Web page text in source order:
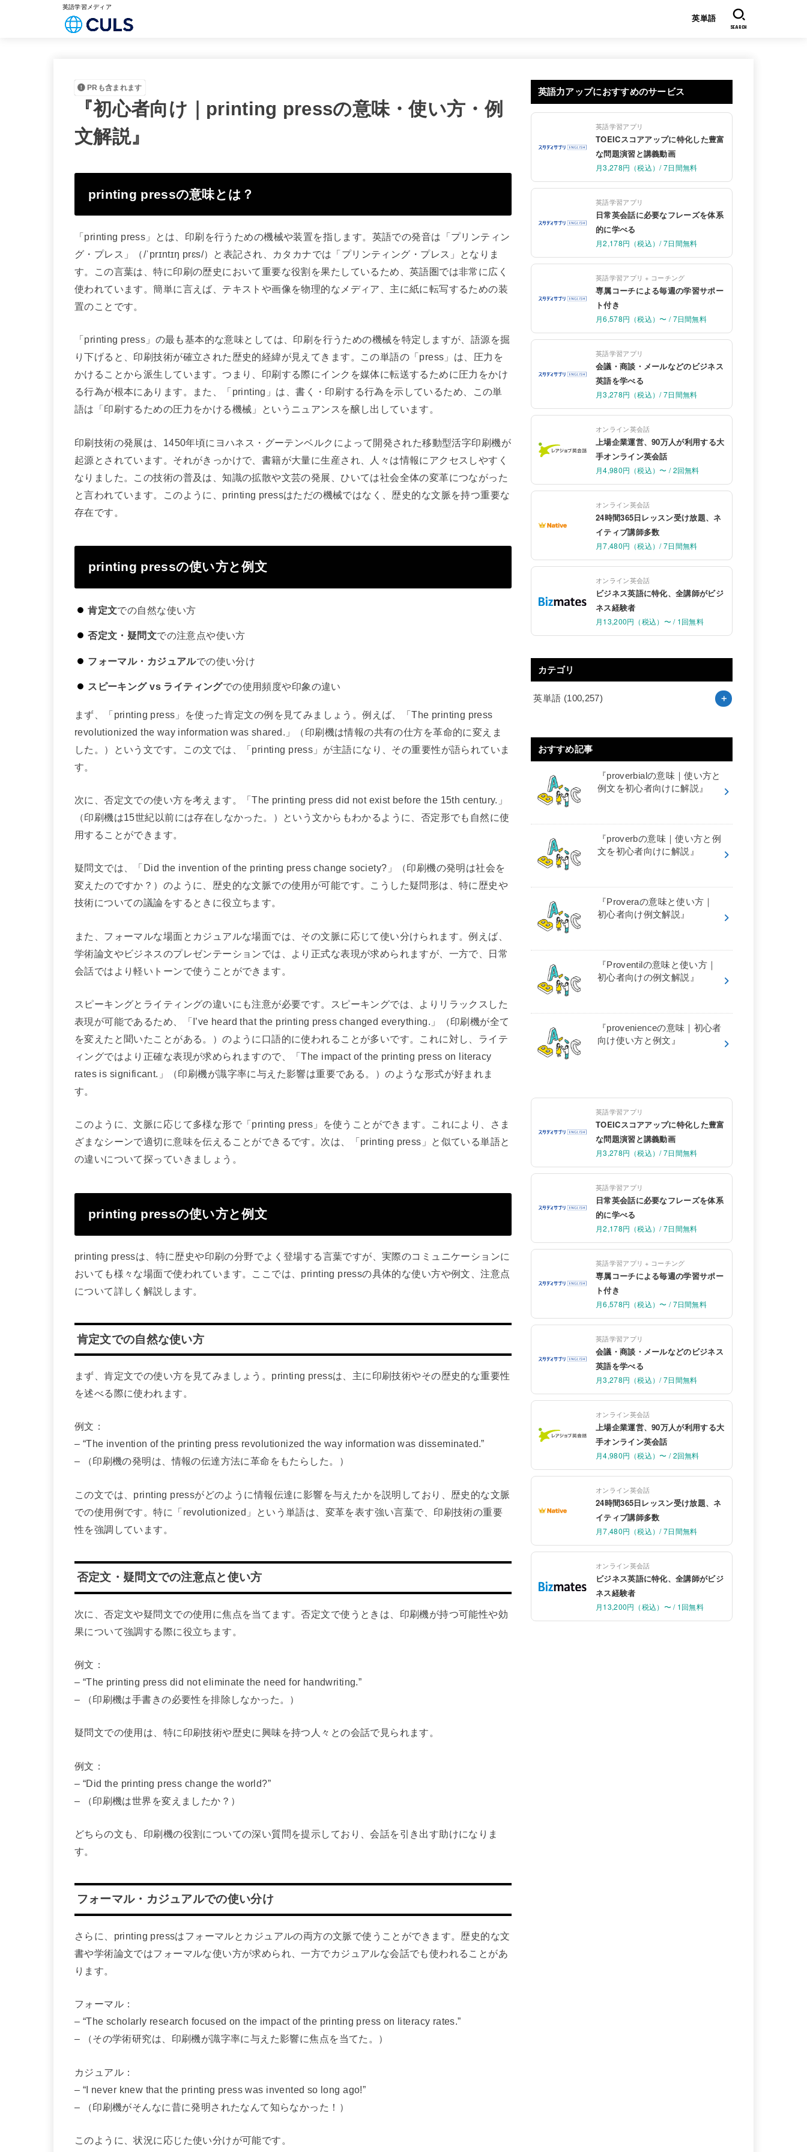
英語学習メディア
英単語
SEARCH
PRも含まれます
『初心者向け｜printing pressの意味・使い方・例
文解説』
printing pressの意味とは？
「printing press」とは、印刷を行うための機械や装置を指します。英語での発音は「プリンティン
グ・プレス」（/ˈprɪntɪŋ prɛs/）と表記され、カタカナでは「プリンティング・プレス」となりま
す。この言葉は、特に印刷の歴史において重要な役割を果たしているため、英語圏では非常に広く
使われています。簡単に言えば、テキストや画像を物理的なメディア、主に紙に転写するための装
置のことです。
「printing press」の最も基本的な意味としては、印刷を行うための機械を特定しますが、語源を掘
り下げると、印刷技術が確立された歴史的経緯が見えてきます。この単語の「press」は、圧力を
かけることから派生しています。つまり、印刷する際にインクを媒体に転送するために圧力をかけ
る行為が根本にあります。また、「printing」は、書く・印刷する行為を示しているため、この単
語は「印刷するための圧力をかける機械」というニュアンスを醸し出しています。
印刷技術の発展は、1450年頃にヨハネス・グーテンベルクによって開発された移動型活字印刷機が
起源とされています。それがきっかけで、書籍が大量に生産され、人々は情報にアクセスしやすく
なりました。この技術の普及は、知識の拡散や文芸の発展、ひいては社会全体の変革につながった
と言われています。このように、printing pressはただの機械ではなく、歴史的な文脈を持つ重要な
存在です。
printing pressの使い方と例文
肯定文での自然な使い方
否定文・疑問文での注意点や使い方
フォーマル・カジュアルでの使い分け
スピーキング vs ライティングでの使用頻度や印象の違い
まず、「printing press」を使った肯定文の例を見てみましょう。例えば、「The printing press
revolutionized the way information was shared.」（印刷機は情報の共有の仕方を革命的に変えま
した。）という文です。この文では、「printing press」が主語になり、その重要性が語られていま
す。
次に、否定文での使い方を考えます。「The printing press did not exist before the 15th century.」
（印刷機は15世紀以前には存在しなかった。）という文からもわかるように、否定形でも自然に使
用することができます。
疑問文では、「Did the invention of the printing press change society?」（印刷機の発明は社会を
変えたのですか？）のように、歴史的な文脈での使用が可能です。こうした疑問形は、特に歴史や
技術についての議論をするときに役立ちます。
また、フォーマルな場面とカジュアルな場面では、その文脈に応じて使い分けられます。例えば、
学術論文やビジネスのプレゼンテーションでは、より正式な表現が求められますが、一方で、日常
会話ではより軽いトーンで使うことができます。
スピーキングとライティングの違いにも注意が必要です。スピーキングでは、よりリラックスした
表現が可能であるため、「I’ve heard that the printing press changed everything.」（印刷機が全て
を変えたと聞いたことがある。）のように口語的に使われることが多いです。これに対し、ライテ
ィングではより正確な表現が求められますので、「The impact of the printing press on literacy
rates is significant.」（印刷機が識字率に与えた影響は重要である。）のような形式が好まれま
す。
このように、文脈に応じて多様な形で「printing press」を使うことができます。これにより、さま
ざまなシーンで適切に意味を伝えることができるです。次は、「printing press」と似ている単語と
の違いについて探っていきましょう。
printing pressの使い方と例文
printing pressは、特に歴史や印刷の分野でよく登場する言葉ですが、実際のコミュニケーションに
おいても様々な場面で使われています。ここでは、printing pressの具体的な使い方や例文、注意点
について詳しく解説します。
肯定文での自然な使い方
まず、肯定文での使い方を見てみましょう。printing pressは、主に印刷技術やその歴史的な重要性
を述べる際に使われます。
例文：
– “The invention of the printing press revolutionized the way information was disseminated.”
– （印刷機の発明は、情報の伝達方法に革命をもたらした。）
この文では、printing pressがどのように情報伝達に影響を与えたかを説明しており、歴史的な文脈
での使用例です。特に「revolutionized」という単語は、変革を表す強い言葉で、印刷技術の重要
性を強調しています。
否定文・疑問文での注意点と使い方
次に、否定文や疑問文での使用に焦点を当てます。否定文で使うときは、印刷機が持つ可能性や効
果について強調する際に役立ちます。
例文：
– “The printing press did not eliminate the need for handwriting.”
– （印刷機は手書きの必要性を排除しなかった。）
疑問文での使用は、特に印刷技術や歴史に興味を持つ人々との会話で見られます。
例文：
– “Did the printing press change the world?”
– （印刷機は世界を変えましたか？）
どちらの文も、印刷機の役割についての深い質問を提示しており、会話を引き出す助けになりま
す。
フォーマル・カジュアルでの使い分け
さらに、printing pressはフォーマルとカジュアルの両方の文脈で使うことができます。歴史的な文
書や学術論文ではフォーマルな使い方が求められ、一方でカジュアルな会話でも使われることがあ
ります。
フォーマル：
– “The scholarly research focused on the impact of the printing press on literacy rates.”
– （その学術研究は、印刷機が識字率に与えた影響に焦点を当てた。）
カジュアル：
– “I never knew that the printing press was invented so long ago!”
– （印刷機がそんなに昔に発明されたなんて知らなかった！）
このように、状況に応じた使い分けが可能です。
英語力アップにおすすめのサービス
英語学習アプリ
TOEICスコアアップに特化した豊富
な問題演習と講義動画
月3,278円（税込）/ 7日間無料
英語学習アプリ
日常英会話に必要なフレーズを体系
的に学べる
月2,178円（税込）/ 7日間無料
英語学習アプリ + コーチング
専属コーチによる毎週の学習サポー
ト付き
月6,578円（税込）〜 / 7日間無料
英語学習アプリ
会議・商談・メールなどのビジネス
英語を学べる
月3,278円（税込）/ 7日間無料
オンライン英会話
上場企業運営、90万人が利用する大
手オンライン英会話
月4,980円（税込）〜 / 2回無料
オンライン英会話
24時間365日レッスン受け放題、ネ
イティブ講師多数
月7,480円（税込）/ 7日間無料
オンライン英会話
ビジネス英語に特化、全講師がビジ
ネス経験者
月13,200円（税込）〜 / 1回無料
カテゴリ
英単語 (100,257)
おすすめ記事
『proverbialの意味｜使い方と
例文を初心者向けに解説』
『proverbの意味｜使い方と例
文を初心者向けに解説』
『Proveraの意味と使い方｜
初心者向け例文解説』
『Proventilの意味と使い方｜
初心者向けの例文解説』
『provenienceの意味｜初心者
向け使い方と例文』
英語学習アプリ
TOEICスコアアップに特化した豊富
な問題演習と講義動画
月3,278円（税込）/ 7日間無料
英語学習アプリ
日常英会話に必要なフレーズを体系
的に学べる
月2,178円（税込）/ 7日間無料
英語学習アプリ + コーチング
専属コーチによる毎週の学習サポー
ト付き
月6,578円（税込）〜 / 7日間無料
英語学習アプリ
会議・商談・メールなどのビジネス
英語を学べる
月3,278円（税込）/ 7日間無料
オンライン英会話
上場企業運営、90万人が利用する大
手オンライン英会話
月4,980円（税込）〜 / 2回無料
オンライン英会話
24時間365日レッスン受け放題、ネ
イティブ講師多数
月7,480円（税込）/ 7日間無料
オンライン英会話
ビジネス英語に特化、全講師がビジ
ネス経験者
月13,200円（税込）〜 / 1回無料